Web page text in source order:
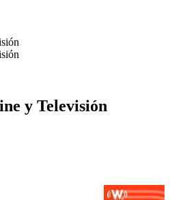
y Televisión